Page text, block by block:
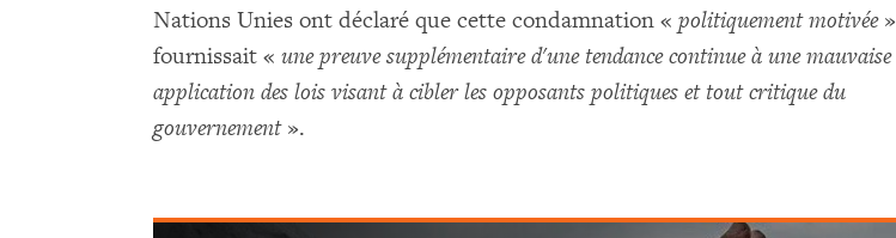
Nations Unies ont déclaré que cette condamnation « politiquement motivée»
fournissait « une preuve supplémentaire d'une tendance continue à une mauvaise
application des lois visant à cibler les opposants politiques et tout critique du
gouvernement».